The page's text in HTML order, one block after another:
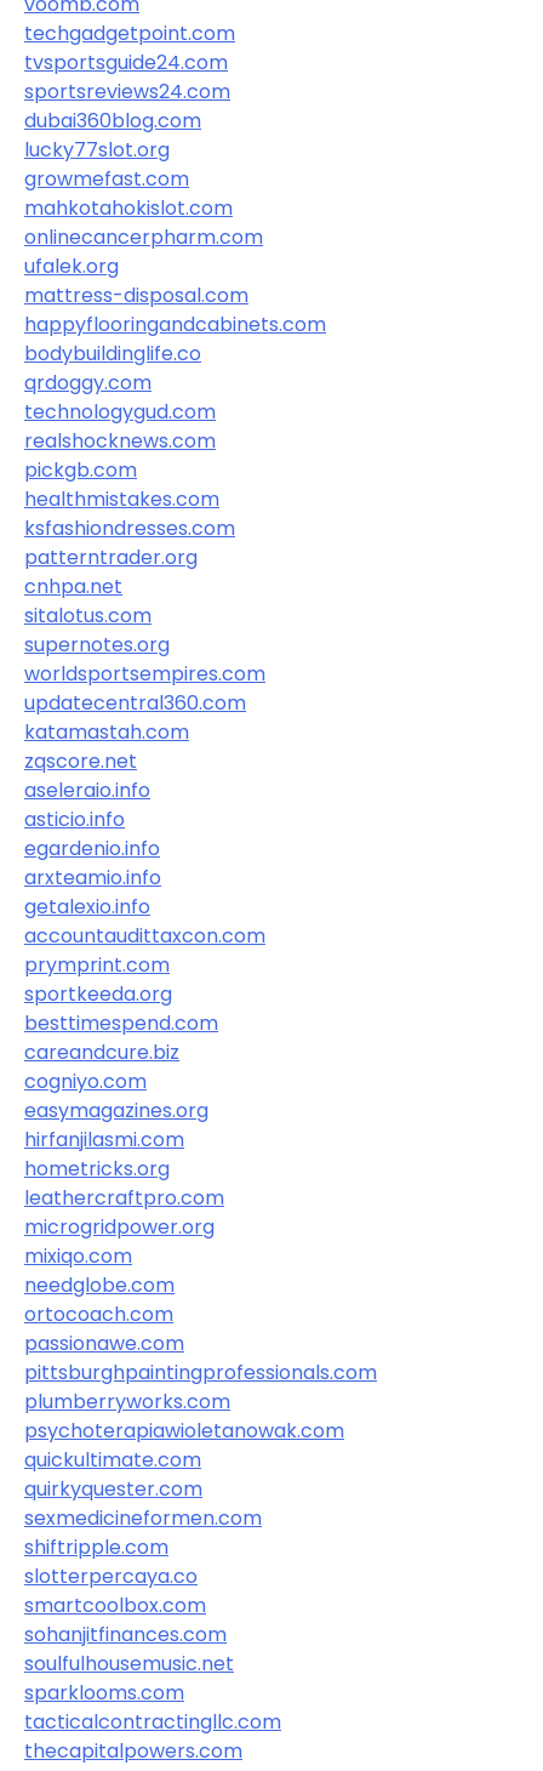
techgadgetpoint.com
tvsportsguide24.com
sportsreviews24.com
dubai360blog.com
lucky77slot.org
growmefast.com
mahkotahokislot.com
onlinecancerpharm.com
ufalek.org
mattress-disposal.com
happyflooringandcabinets.com
bodybuildinglife.co
qrdoggy.com
technologygud.com
realshocknews.com
pickgb.com
healthmistakes.com
ksfashiondresses.com
patterntrader.org
cnhpa.net
sitalotus.com
supernotes.org
worldsportsempires.com
updatecentral360.com
katamastah.com
zqscore.net
aseleraio.info
asticio.info
egardenio.info
arxteamio.info
getalexio.info
accountaudittaxcon.com
prymprint.com
sportkeeda.org
besttimespend.com
careandcure.biz
cogniyo.com
easymagazines.org
hirfanjilasmi.com
hometricks.org
leathercraftpro.com
microgridpower.org
mixiqo.com
needglobe.com
ortocoach.com
passionawe.com
pittsburghpaintingprofessionals.com
plumberryworks.com
psychoterapiawioletanowak.com
quickultimate.com
quirkyquester.com
sexmedicineformen.com
shiftripple.com
slotterpercaya.co
smartcoolbox.com
sohanjitfinances.com
soulfulhousemusic.net
sparklooms.com
tacticalcontractingllc.com
thecapitalpowers.com